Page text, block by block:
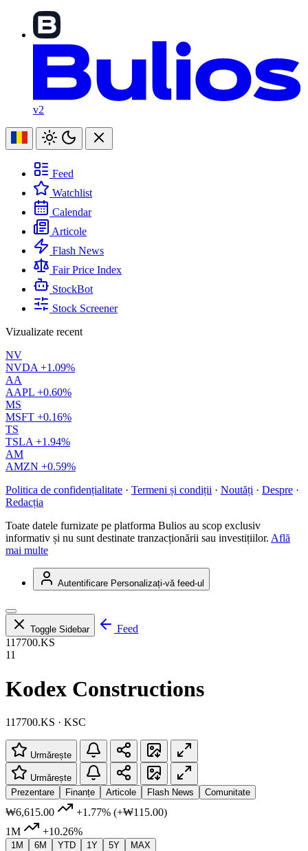
v2
Feed
Watchlist
Calendar
Articole
Flash News
Fair Price Index
StockBot
Stock Screener
Vizualizate recent
NV
NVDA +1.09%
AA
AAPL +0.60%
MS
MSFT +0.16%
TS
TSLA +1.94%
AM
AMZN +0.59%
Politica de confidențialitate · Termeni și condiții · Noutăți · Despre ·
Redacția
Toate datele furnizate pe platforma Bulios au scop exclusiv
informativ și nu sunt destinate tranzacționării sau investițiilor. Află
mai multe
Autentificare Personalizați-vă feed-ul
Toggle Sidebar
Feed
117700.KS
11
Kodex Constructions
117700.KS · KSC
Urmărește
Urmărește
Prezentare
Finanțe Articole Flash News Comunitate
₩6,615.00 +1.77% (+₩115.00)
1M
+10.26%
1M 6M YTD 1Y 5Y MAX